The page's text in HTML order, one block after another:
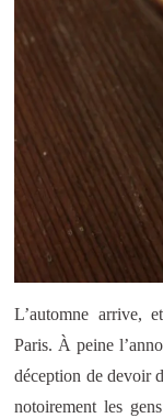
L’automne arrive,
Paris. À peine
déception de devoir
notoirement les